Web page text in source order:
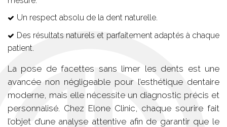
Un respect absolu de la dent naturelle.
Des résultats naturels et parfaitement adaptés à chaque
patient.
La pose de facettes sans limer les dents est une
avancée non négligeable pour l’esthétique dentaire
moderne, mais elle nécessite un diagnostic précis et
personnalisé. Chez Elone Clinic, chaque sourire fait
l’objet d’une analyse attentive afin de garantir que le